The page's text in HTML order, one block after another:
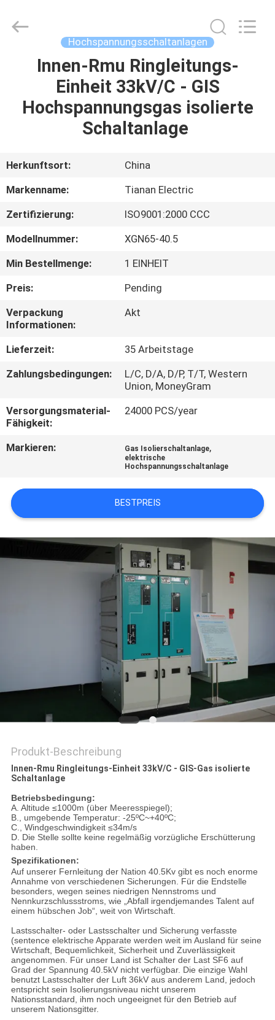
HAUS
PRODUKTE
SHOW
UNS
FABRIK-
AUSFLUG
QUALITÄTSKONTROLLE
SIE
MIT
UNS
IN
NACHRICHTEN
FORDERN
SIE EIN
POLICY
(Group)
Co.,Ltd..
Hochspannungsschaltanlagen
Innen-Rmu Ringleitungs-
Einheit 33kV/C - GIS
Hochspannungsgas isolierte
Schaltanlage
Herkunftsort:
China
Markenname:
Tianan Electric
Zertifizierung:
ISO9001:2000 CCC
Modellnummer:
XGN65-40.5
Min Bestellmenge:
1 EINHEIT
Preis:
Pending
Verpackung
Informationen:
Akt
Lieferzeit:
35 Arbeitstage
Zahlungsbedingungen:
L/C, D/A, D/P, T/T, Western
Union, MoneyGram
Versorgungsmaterial-
Fähigkeit:
24000 PCS/year
Markieren: Gas Isolierschaltanlage,
elektrische
Hochspannungsschaltanlage
BESTPREIS
Produkt-Beschreibung
Innen-Rmu Ringleitungs-Einheit 33kV/C - GIS-Gas isolierte
Schaltanlage
Betriebsbedingung:
A. Altitude ≤1000m (über Meeresspiegel);
B., umgebende Temperatur: -25ºC~+40ºC;
C., Windgeschwindigkeit ≤34m/s
D. Die Stelle sollte keine regelmäßig vorzügliche Erschütterung
haben.
Spezifikationen:
Auf unserer Fernleitung der Nation 40.5Kv gibt es noch enorme
Annahme von verschiedenen Sicherungen. Für die Endstelle
besonders, wegen seines niedrigen Nennstroms und
Nennkurzschlussstroms, wie „Abfall irgendjemandes Talent auf
einem hübschen Job“, weit von Wirtschaft.
Lastsschalter- oder Lastsschalter und Sicherung verfasste
(sentence elektrische Apparate werden weit im Ausland für seine
Wirtschaft, Bequemlichkeit, Sicherheit und Zuverlässigkeit
angenommen. Für unser Land ist Schalter der Last SF6 auf
Grad der Spannung 40.5kV nicht verfügbar. Die einzige Wahl
benutzt Lastsschalter der Luft 36kV aus anderem Land, jedoch
entspricht sein Isolierungsniveau nicht unserem
Nationsstandard, ihm noch ungeeignet für den Betrieb auf
unserem Nationsgitter.